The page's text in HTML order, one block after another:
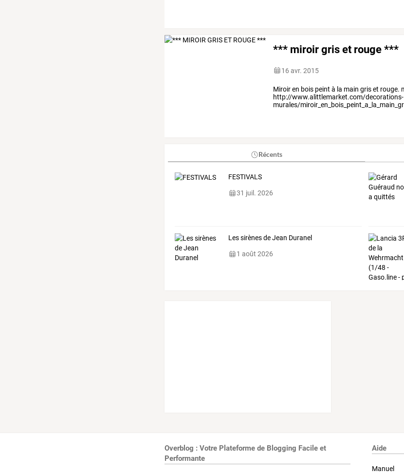
*** miroir gris et rouge ***
16 avr. 2015
Miroir en bois peint à la main gris et rouge.
http://www.alittlemarket.com/decorations-
murales/
Récents
FESTIVALS
31 juil. 2026
Les sirènes de Jean Duranel
1 août 2026
Overblog : Votre Plateforme de Blogging Facile et
Performante
Aide
Manuel